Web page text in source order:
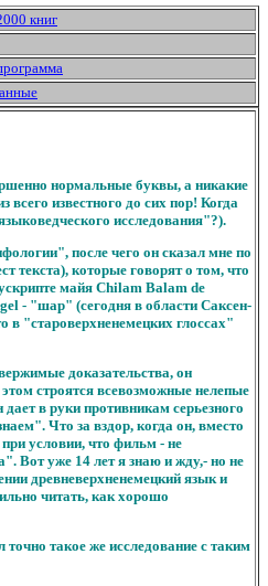
книг
нормальные буквы, а никакие
известного до сих пор! Когда
исследования"?).
после чего он сказал мне по
текста), которые говорят о том, что
майя Chilam Balam de
- "шар" (сегодня в области Саксен-
в "староверхненемецких глоссах"
доказательства, он
строятся всевозможные нелепые
в руки противникам серьезного
Что за вздор, когда он, вместо
условии, что фильм - не
Вот уже 14 лет я знаю и жду,- но не
древневерхненемецкий язык и
читать, как хорошо
такое же исследование с таким